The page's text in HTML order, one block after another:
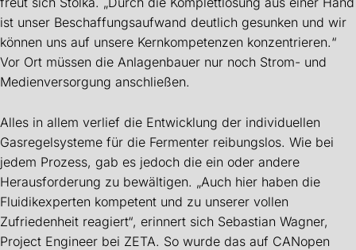
ist unser Beschaffungsaufwand deutlich gesunken und wir
können uns auf unsere Kernkompetenzen konzentrieren.“
Vor Ort müssen die Anlagenbauer nur noch Strom- und
Medienversorgung anschließen.
Alles in allem verlief die Entwicklung der individuellen
Gasregelsysteme für die Fermenter reibungslos. Wie bei
jedem Prozess, gab es jedoch die ein oder andere
Herausforderung zu bewältigen. „Auch hier haben die
Fluidikexperten kompetent und zu unserer vollen
Zufriedenheit reagiert“, erinnert sich Sebastian Wagner,
Project Engineer bei ZETA. So wurde das auf CANopen